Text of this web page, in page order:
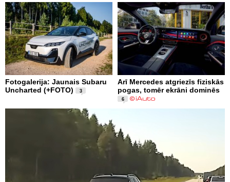
Fotogalerija: Jaunais Subaru
Uncharted (+FOTO)
3
Arī Mercedes atgriezīs fiziskās
pogas, tomēr ekrāni dominēs
6